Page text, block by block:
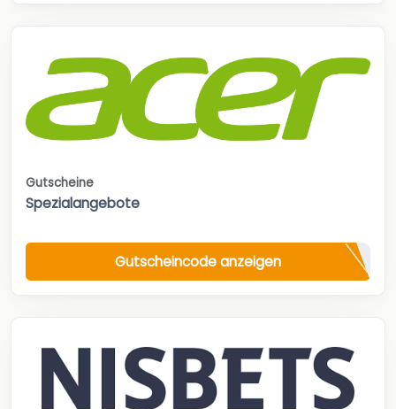
Gutscheine
Spezialangebote
Gutscheincode anzeigen